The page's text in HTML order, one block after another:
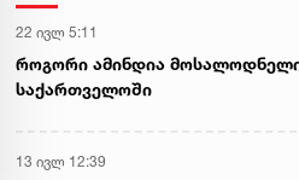
ეპოქაში სხვანაირად
პროკურორი
22 ივლ 5:11
როგორი ამინდია
საქართველოში
13 ივლ 12:39